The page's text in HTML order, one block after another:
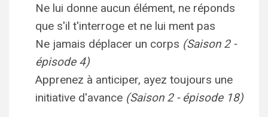
Ne lui donne aucun élément, ne réponds
que s'il t'interroge et ne lui ment pas
Ne jamais déplacer un corps (Saison 2 -
épisode 4)
Apprenez à anticiper, ayez toujours une
initiative d'avance (Saison 2 - épisode 18)